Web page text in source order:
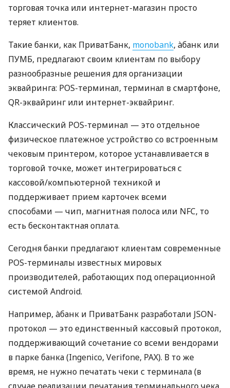
торговая точка или интернет-магазин просто
теряет клиентов.
Такие банки, как ПриватБанк, monobank, àбанк или
ПУМБ, предлагают своим клиентам по выбору
разнообразные решения для организации
эквайринга: POS-терминал, терминал в смартфоне,
QR-эквайринг или интернет-эквайринг.
Классический POS-терминал — это отдельное
физическое платежное устройство со встроенным
чековым принтером, которое устанавливается в
торговой точке, может интегрироваться с
кассовой/компьютерной техникой и
поддерживает прием карточек всеми
способами — чип, магнитная полоса или NFC, то
есть бесконтактная оплата.
Сегодня банки предлагают клиентам современные
POS-терминалы известных мировых
производителей, работающих под операционной
системой Android.
Например, àбанк и ПриватБанк разработали JSON-
протокол — это единственный кассовый протокол,
поддерживающий сочетание со всеми вендорами
в парке банка (Ingenico, Verifone, PAX). В то же
время, не нужно печатать чеки с терминала (в